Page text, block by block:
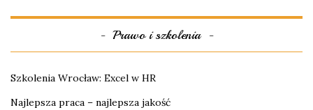
Prawo i szkolenia
Szkolenia Wrocław: Excel w HR
Najlepsza praca – najlepsza jakość